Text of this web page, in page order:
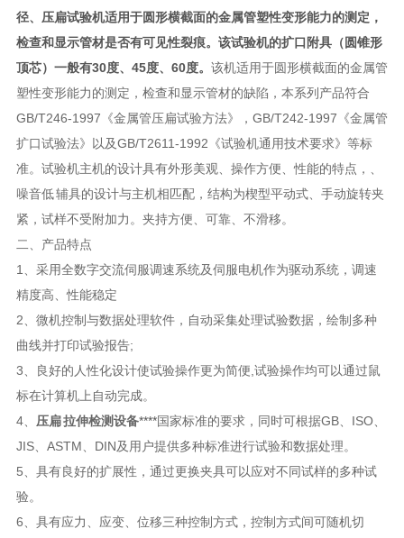
径、压扁试验机适用于圆形横截面的金属管塑性变形能力的测定，
检查和显示管材是否有可见性裂痕。该试验机的扩口附具（圆锥形
顶芯）一般有30度、45度、60度。 该机适用于圆形横截面的金属管
塑性变形能力的测定，检查和显示管材的缺陷，本系列产品符合
GB/T246-1997《金属管压扁试验方法》，GB/T242-1997《金属管
扩口试验法》以及GB/T2611-1992《试验机通用技术要求》等标
准。试验机主机的设计具有外形美观、操作方便、性能的特点，、
噪音低 辅具的设计与主机相匹配，结构为楔型平动式、手动旋转夹
紧，试样不受附加力。夹持方便、可靠、不滑移。
二、产品特点
1、采用全数字交流伺服调速系统及伺服电机作为驱动系统，调速
精度高、性能稳定
2、微机控制与数据处理软件，自动采集处理试验数据，绘制多种
曲线并打印试验报告;
3、良好的人性化设计使试验操作更为简便,试验操作均可以通过鼠
标在计算机上自动完成。
4、 压扁 拉伸检测设备****国家标准的要求，同时可根据GB、ISO、
JIS、ASTM、DIN及用户提供多种标准进行试验和数据处理。
5、具有良好的扩展性，通过更换夹具可以应对不同试样的多种试
验。
6、具有应力、应变、位移三种控制方式，控制方式间可随机切